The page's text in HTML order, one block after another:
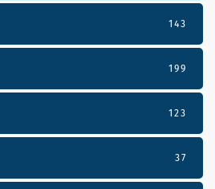
143
199
123
37